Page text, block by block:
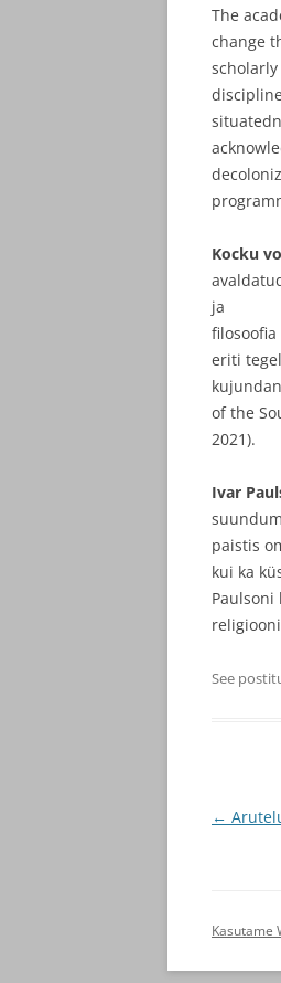
The
change
Kocku
ja
eriti
of the
2021).
Ivar
paistis
kui ka
See
←
Kasutame